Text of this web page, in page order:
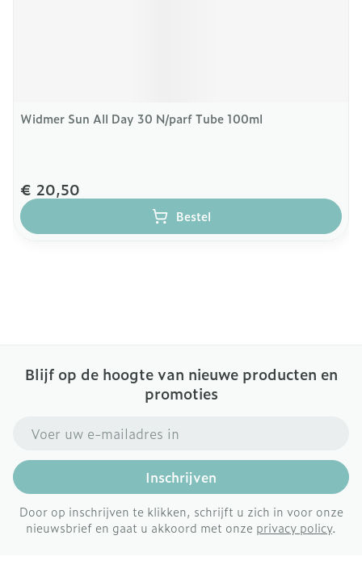
Widmer Sun All Day 30 N/parf Tube 100ml
€ 20,50
Bestel
Blijf op de hoogte van nieuwe producten en
promoties
Inschrijven
Door op inschrijven te klikken, schrijft u zich in voor onze
nieuwsbrief en gaat u akkoord met onze privacy policy.